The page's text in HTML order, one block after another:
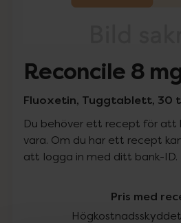
Reconcile 8
Fluoxetin, Tuggtablett, 30
Du behöver ett recept för att
vara. Om du har ett recept
att logga in med ditt bank-ID.
Pris med